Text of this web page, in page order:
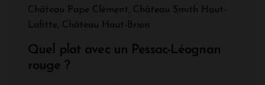
Château Pape Clément, Château Smith Haut-
Lafitte, Château Haut-Brion
Quel plat avec un Pessac-Léognan
rouge ?